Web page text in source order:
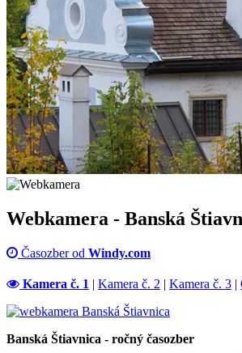
Webkamera - Banská
Časozber od Windy.com
Kamera č. 1 | Kamera č. 2 | Kamera č. 3 |
Banská Štiavnica - ročný časozber